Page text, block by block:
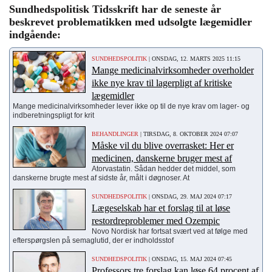
Sundhedspolitisk Tidsskrift har de seneste år
beskrevet problematikken med udsolgte lægemidler
indgående:
SUNDHEDSPOLITIK | ONSDAG, 12. MARTS 2025 11:15
Mange medicinalvirksomheder overholder
ikke nye krav til lagerpligt af kritiske
lægemidler
Mange medicinalvirksomheder lever ikke op til de nye krav om lager- og
indberetningspligt for krit
BEHANDLINGER | TIRSDAG, 8. OKTOBER 2024 07:07
Måske vil du blive overrasket: Her er
medicinen, danskerne bruger mest af
Atorvastatin. Sådan hedder det middel, som
danskerne brugte mest af sidste år, målt i døgnoser. At
SUNDHEDSPOLITIK | ONSDAG, 29. MAJ 2024 07:17
Lægeselskab har et forslag til at løse
restordreproblemer med Ozempic
Novo Nordisk har fortsat svært ved at følge med
efterspørgslen på semaglutid, der er indholdsstof
SUNDHEDSPOLITIK | ONSDAG, 15. MAJ 2024 07:45